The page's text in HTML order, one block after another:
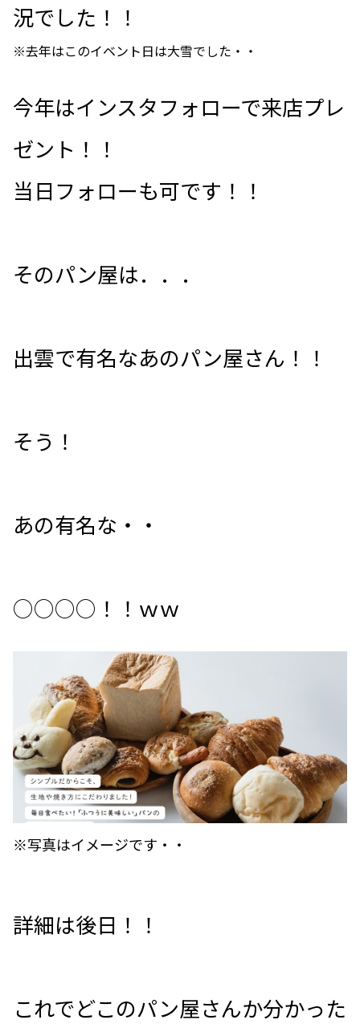
況でした！！
※去年はこのイベント日は大雪でした・・
今年はインスタフォローで来店プレ
ゼント！！
当日フォローも可です！！
そのパン屋は．．．
出雲で有名なあのパン屋さん！！
そう！
あの有名な・・
○○○○！！ｗｗ
※写真はイメージです・・
詳細は後日！！
これでどこのパン屋さんか分かった